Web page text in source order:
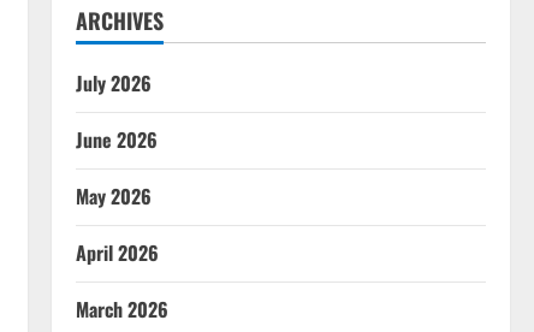
ARCHIVES
July 2026
June 2026
May 2026
April 2026
March 2026